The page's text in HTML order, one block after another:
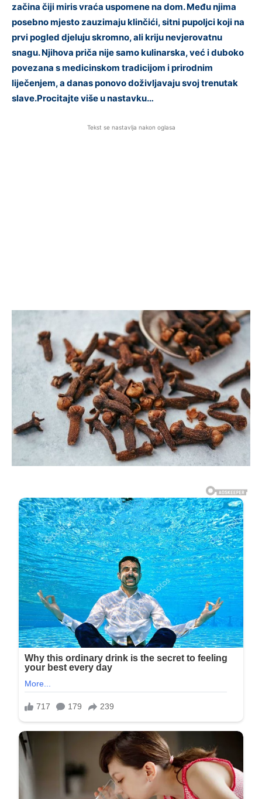
začina čiji miris vraća uspomene na dom. Među njima
posebno mjesto zauzimaju klinčići, sitni pupoljci koji na
prvi pogled djeluju skromno, ali kriju nevjerovatnu
snagu. Njihova priča nije samo kulinarska, već i duboko
povezana s medicinskom tradicijom i prirodnim
liječenjem, a danas ponovo doživljavaju svoj trenutak
slave.Procitajte više u nastavku…
Tekst se nastavlja nakon oglasa